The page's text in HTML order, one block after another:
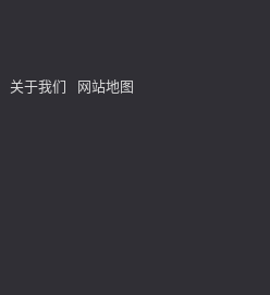
关于我们 网站地图